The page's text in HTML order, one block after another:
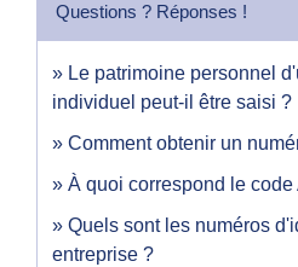
Questions ? Réponses !
Le patrimoine personnel
individuel peut-il être saisi ?
Comment obtenir un
À quoi correspond le
Quels sont les numéros
entreprise ?